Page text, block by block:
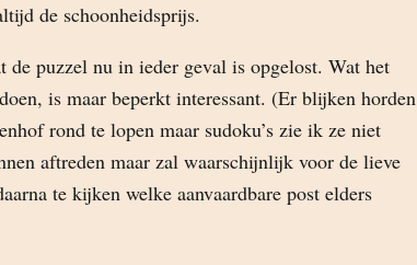
de schoonheidsprijs.
de puzzel nu in ieder geval is opgelost. Wat het
is maar beperkt interessant. (Er blijken horden
rond te lopen maar sudoku’s zie ik ze niet
aftreden maar zal waarschijnlijk voor de lieve
te kijken welke aanvaardbare post elders